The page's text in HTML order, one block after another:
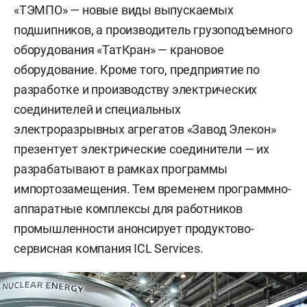
«ТЭМПО» — новые виды выпускаемых
подшипников, а производитель грузоподъемного
оборудования «ТатКран» — крановое
оборудование. Кроме того, предприятие по
разработке и производству электрических
соединителей и специальных
электроразрывных агрегатов «Завод Элекон»
презентует электрические соединители — их
разрабатывают в рамках программы
импортозамещения. Тем временем программно-
аппаратные комплексы для работников
промышленности анонсирует продуктово-
сервисная компания ICL Services.